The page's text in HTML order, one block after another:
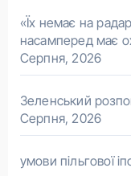
«Їх немає на
насамперед має
Серпня, 2026
Зеленський
Серпня, 2026
умови пільгової